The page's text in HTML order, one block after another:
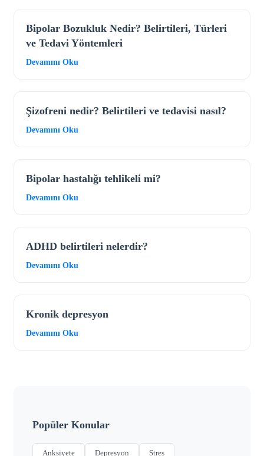
Bipolar Bozukluk Nedir? Belirtileri, Türleri
ve Tedavi Yöntemleri
Devamını Oku
Şizofreni nedir? Belirtileri ve tedavisi nasıl?
Devamını Oku
Bipolar hastalığı tehlikeli mi?
Devamını Oku
ADHD belirtileri nelerdir?
Devamını Oku
Kronik depresyon
Devamını Oku
Popüler Konular
Anksiyete Depresyon Stres